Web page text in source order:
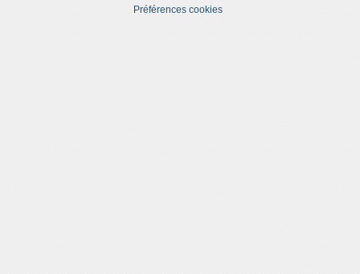
Préférences cookies